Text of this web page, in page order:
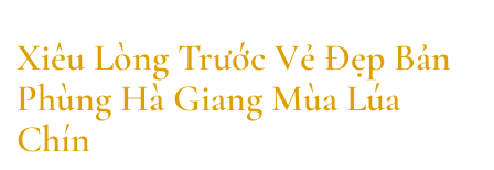
Xiêu Lòng Trước Vẻ Đẹp Bản
Phùng Hà Giang Mùa Lúa
Chín